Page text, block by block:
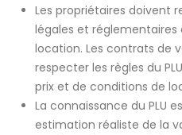
Les propriétaires doivent
légales et
location. Les contrats de
respecter les règles du
prix et de conditions de
La connaissance du PLU
estimation réaliste de la